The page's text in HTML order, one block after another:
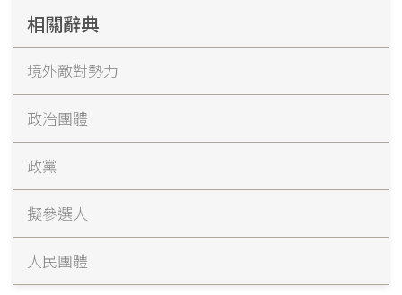
相關辭典
境外敵對勢力
政治團體
政黨
擬參選人
人民團體